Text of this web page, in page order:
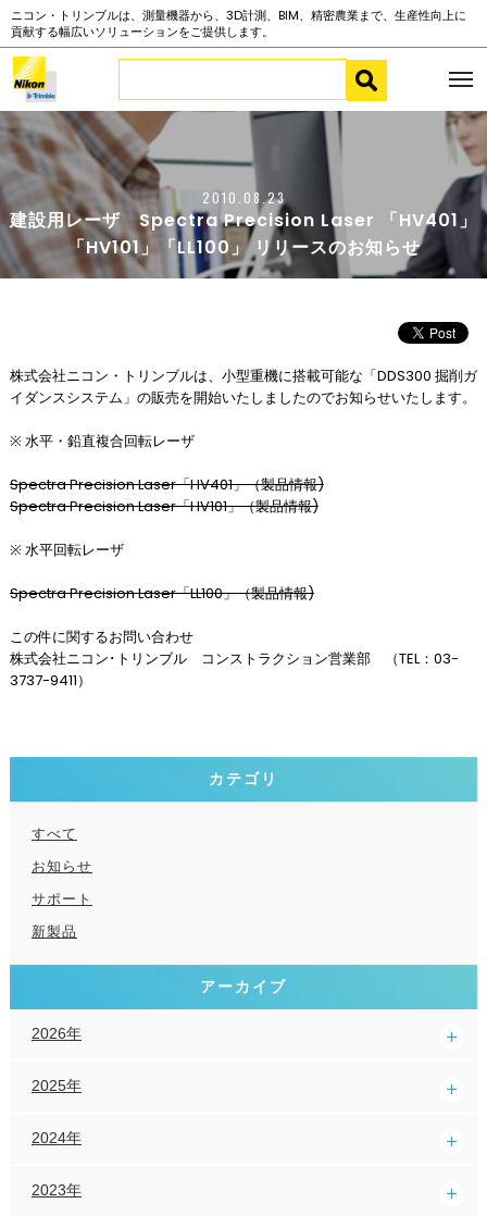
ニコン・トリンブルは、測量機器から、3D計測、BIM、精密農業まで、生産性向上に
貢献する幅広いソリューションをご提供します。
2010.08.23
建設用レーザ Spectra Precision Laser 「HV401」
「HV101」「LL100」 リリースのお知らせ
株式会社ニコン・トリンブルは、小型重機に搭載可能な「DDS300 掘削ガ
イダンスシステム」の販売を開始いたしましたのでお知らせいたします。
※ 水平・鉛直複合回転レーザ
Spectra Precision Laser「HV401」（製品情報)
Spectra Precision Laser「HV101」（製品情報)
※ 水平回転レーザ
Spectra Precision Laser「LL100」（製品情報)
この件に関するお問い合わせ
株式会社ニコン･トリンブル コンストラクション営業部 （TEL：03-
3737-9411）
カテゴリ
すべて
お知らせ
サポート
新製品
アーカイブ
2026年
2025年
2024年
2023年